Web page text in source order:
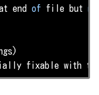
end
of file but
fixable with